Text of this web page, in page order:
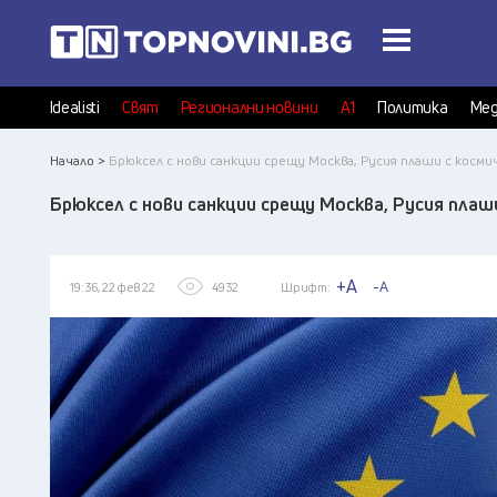
Idealisti Свят Регионални новини А1 Политика
Начало > Брюксел с нови санкции срещу Москва, Русия плаши с
Брюксел с нови санкции срещу Москва, Русия
19:36, 22 фев 22 4932 Шрифт: +A -A